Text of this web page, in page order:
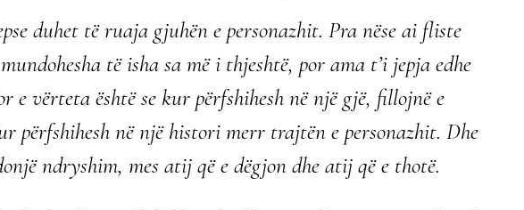
duhet të ruaja gjuhën e personazhit. Pra nëse ai fliste
të isha sa më i thjeshtë, por ama t’i jepja edhe
e vërteta është se kur përfshihesh në një gjë, fillojnë e
përfshihesh në një histori merr trajtën e personazhit. Dhe
ndryshim, mes atij që e dëgjon dhe atij që e thotë.